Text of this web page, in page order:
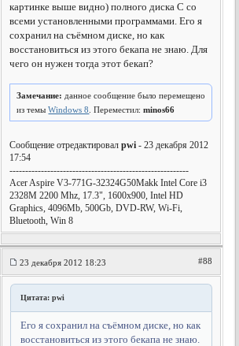
картинке выше видно) полного диска С со
всеми установленными программами. Его я
сохранил на съёмном диске, но как
восстановиться из этого бекапа не знаю. Для
чего он нужен тогда этот бекап?
Замечание: данное сообщение было перемещено
из темыWindows 8 . Переместил:minos66
Сообщение отредактировалpwi - 23 декабря 2012
17:54
---------------------------------------------------------
Acer Aspire V3-771G-32324G50Makk Intel Core i3
2328M 2200 Mhz, 17.3", 1600x900, Intel HD
Graphics, 4096Mb, 500Gb, DVD-RW, Wi-Fi,
Bluetooth, Win 8
23 декабря 2012 18:23 #88
Цитата: pwi
Его я сохранил на съёмном диске, но как
восстановиться из этого бекапа не знаю.